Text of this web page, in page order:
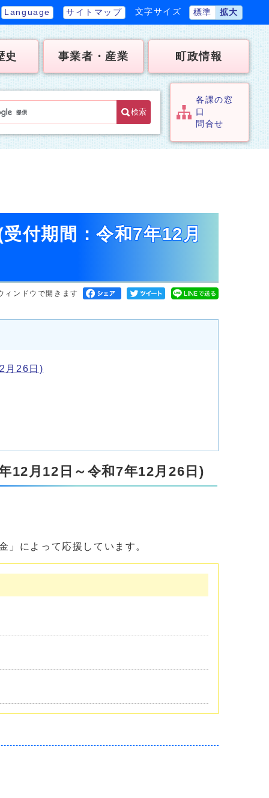
Language サイトマップ 文字サイズ 標準 拡大
史 事業者・産業 町政情報
検索
各課の窓
口
問合せ
付期間：令和7年12月
ィンドウで開きます
月26日)
12月12日～令和7年12月26日)
」によって応援しています。